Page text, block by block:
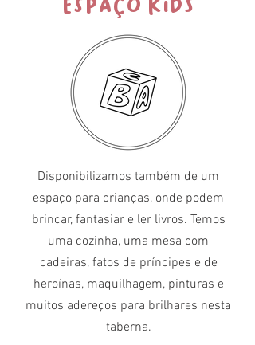
Disponibilizamos também de um
espaço para crianças, onde podem
brincar, fantasiar e ler livros. Temos
uma cozinha, uma mesa com
cadeiras, fatos de príncipes e de
heroínas, maquilhagem, pinturas e
muitos adereços para brilhares nesta
taberna.